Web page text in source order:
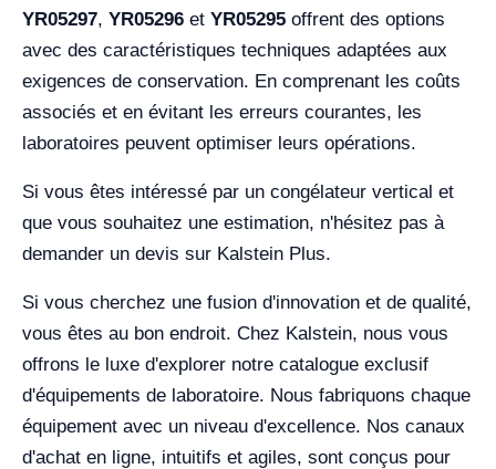
YR05297, YR05296 et YR05295 offrent des options
avec des caractéristiques techniques adaptées aux
exigences de conservation. En comprenant les coûts
associés et en évitant les erreurs courantes, les
laboratoires peuvent optimiser leurs opérations.
Si vous êtes intéressé par un congélateur vertical et
que vous souhaitez une estimation, n'hésitez pas à
demander un devis sur Kalstein Plus.
Si vous cherchez une fusion d'innovation et de qualité,
vous êtes au bon endroit. Chez Kalstein, nous vous
offrons le luxe d'explorer notre catalogue exclusif
d'équipements de laboratoire. Nous fabriquons chaque
équipement avec un niveau d'excellence. Nos canaux
d'achat en ligne, intuitifs et agiles, sont conçus pour